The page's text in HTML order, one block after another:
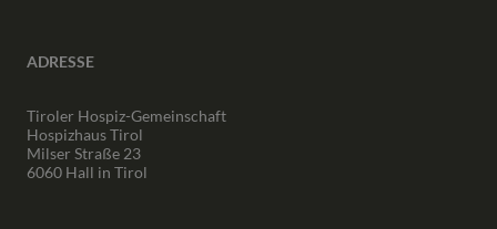
ADRESSE
Tiroler Hospiz-Gemeinschaft
Hospizhaus Tirol
Milser Straße 23
6060 Hall in Tirol